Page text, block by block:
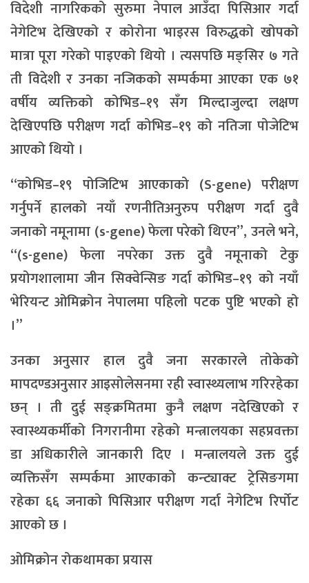
विदेशी नागरिकको सुरुमा नेपाल आउँदा पिसिआर गर्दा
नेगेटिभ देखिएको र कोरोना भाइरस विरुद्धको खोपको
मात्रा पूरा गरेको पाइएको थियो । त्यसपछि मङ्सिर ७ गते
ती विदेशी र उनका नजिकको सम्पर्कमा आएका एक ७१
वर्षीय व्यक्तिको कोभिड–१९ सँग मिल्दाजुल्दा लक्षण
देखिएपछि परीक्षण गर्दा कोभिड–१९ को नतिजा पोजेटिभ
आएको थियो ।
“कोभिड–१९ पोजिटिभ आएकाको (S-gene) परीक्षण
गर्नुपर्ने हालको नयाँ रणनीतिअनुरुप परीक्षण गर्दा दुवै
जनाको नमूनामा (s-gene) फेला परेको थिएन”, उनले भने,
“(s-gene) फेला नपरेका उक्त दुवै नमूनाको टेकु
प्रयोगशालामा जीन सिक्वेन्सिङ गर्दा कोभिड–१९ को नयाँ
भेरियन्ट ओमिक्रोन नेपालमा पहिलो पटक पुष्टि भएको हो
।”
उनका अनुसार हाल दुवै जना सरकारले तोकेको
मापदण्डअनुसार आइसोलेसनमा रही स्वास्थ्यलाभ गरिरहेका
छन् । ती दुई सङ्क्रमितमा कुनै लक्षण नदेखिएको र
स्वास्थ्यकर्मीको निगरानीमा रहेको मन्त्रालयका सहप्रवक्ता
डा अधिकारीले जानकारी दिए । मन्त्रालयले उक्त दुई
व्यक्तिसँग सम्पर्कमा आएकाको कन्ट्याक्ट ट्रेसिङगमा
रहेका ६६ जनाको पिसिआर परीक्षण गर्दा नेगेटिभ रिर्पोट
आएको छ ।
ओमिक्रोन रोकथामका प्रयास